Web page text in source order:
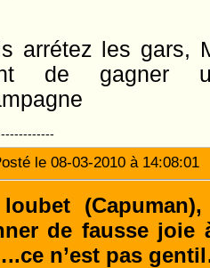
arrétez les gars,
de gagner
le 08-03-2010 à
de fausse joie
n’est pas